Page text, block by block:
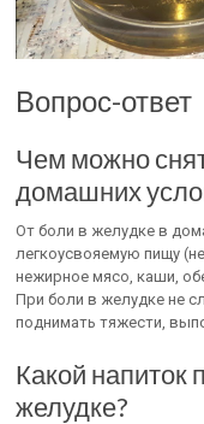
Вопрос-ответ
Чем можно
домашних
От боли в желудке в
легкоусвояемую пищу
нежирное мясо, каши,
При боли в желудке не
поднимать тяжести,
Какой напиток
желудке?